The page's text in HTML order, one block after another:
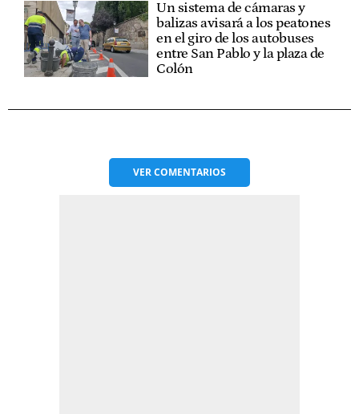
Un sistema de cámaras y
balizas avisará a los peatones
en el giro de los autobuses
entre San Pablo y la plaza de
Colón
VERCOMENTARIOS